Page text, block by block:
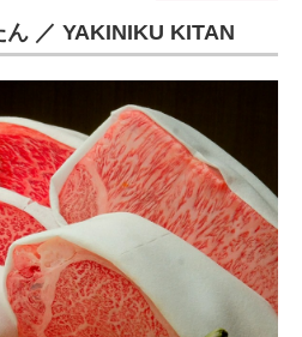
来
／ YAKINIKU KITAN